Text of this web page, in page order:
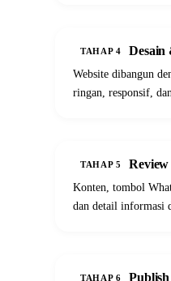
TAHAP 4 Desain
Website dibangun
ringan, responsif,
TAHAP 5
Konten, tombol
dan detail informasi
TAHAP 6